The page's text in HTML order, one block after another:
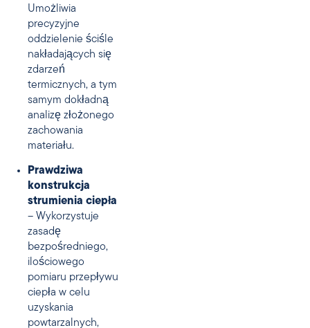
Umożliwia
precyzyjne
oddzielenie ściśle
nakładających się
zdarzeń
termicznych, a tym
samym dokładną
analizę złożonego
zachowania
materiału.
Prawdziwa
konstrukcja
strumienia ciepła
– Wykorzystuje
zasadę
bezpośredniego,
ilościowego
pomiaru przepływu
ciepła w celu
uzyskania
powtarzalnych,